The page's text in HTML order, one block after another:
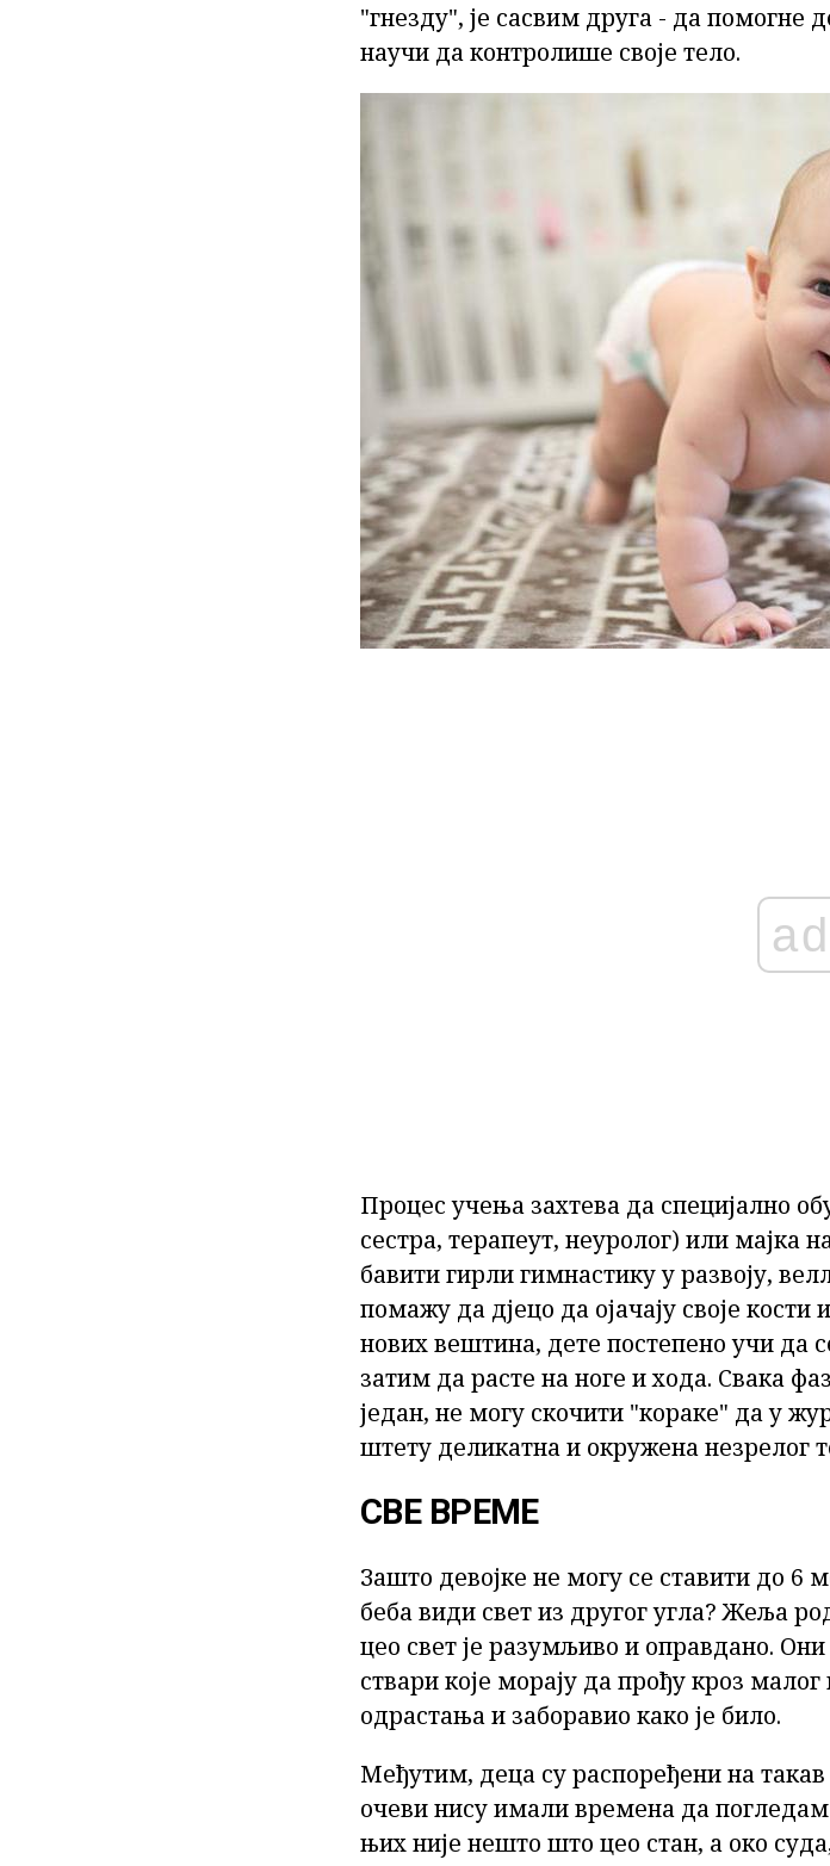
"гнезду", је сасвим друга - да помогне
научи да контролише своје тело.
ad
Процес учења захтева да специјално
сестра, терапеут, неуролог) или мајка
бавити гирли гимнастику у развоју,
помажу да дјецо да ојачају своје
нових вештина, дете постепено учи да
затим да расте на ноге и хода. Свака
један, не могу скочити "кораке" да у
штету деликатна и окружена незрелог
СВЕ ВРЕМЕ
Зашто девојке не могу се ставити до 6
беба види свет из другог угла? Жеља
цео свет је разумљиво и оправдано.
ствари које морају да прођу кроз
одрастања и заборавио како је било.
Међутим, деца су распоређени на
очеви нису имали времена да
њих није нешто што цео стан, а око